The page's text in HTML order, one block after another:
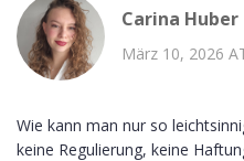
Carina Huber
März 10, 2026
Wie kann man nur so
keine Regulierung, keine